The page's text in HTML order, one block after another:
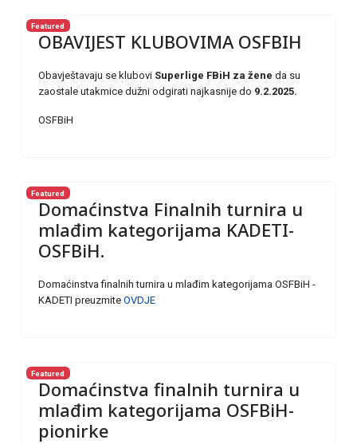
Featured
OBAVIJEST KLUBOVIMA OSFBIH
Obavještavaju se klubovi Superlige FBiH za žene da su
zaostale utakmice dužni odgirati najkasnije do 9.2.2025.
OSFBiH
Featured
Domaćinstva Finalnih turnira u
mlađim kategorijama KADETI-
OSFBiH.
Domaćinstva finalnih turnira u mlađim kategorijama OSFBiH -
KADETI preuzmite OVDJE
Featured
Domaćinstva finalnih turnira u
mlađim kategorijama OSFBiH-
pionirke